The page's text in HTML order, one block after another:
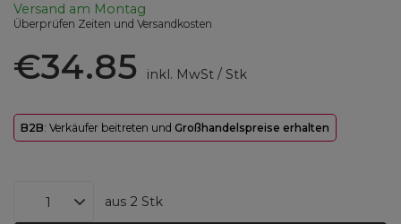
Versand am Montag
Überprüfen Zeiten und Versandkosten
€34.85 inkl. MwSt/ Stk
B2B: Verkäufer beitreten und Großhandelspreise erhalten
aus 2 Stk